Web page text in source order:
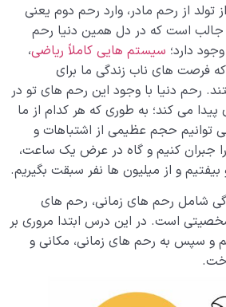
شده یا تغییر در زندگی امکان
در مواجهه با خدا و شیطان چه
دارد؟
ساز در زندگی انسان| راهی به
دارد؛ بررسی نسبت روح و جنسیت از
هستند؟ چگونه خداوند مؤمنان را
های مادی و کمالات محدود
تولد از رحم مادر، وارد رحم دوم یعنی
جالب است که در دل همین دنیا رحم
دارد؛ سیستم هایی کاملاً ریاضی،
فرصت های ناب زندگی ما برای
رحم دنیا با وجود این رحم های تو در
پیدا می کند؛ به طوری که هر کدام از ما
توانیم حجم عظیمی از اشتباهات و
جبران کنیم و گاه در عرض یک ساعت،
بیفتیم و از میلیون ها نفر سبقت بگیریم.
شامل رحم های زمانی، رحم های
است. در این درس ابتدا مروری بر
و سپس به رحم های زمانی، مکانی و